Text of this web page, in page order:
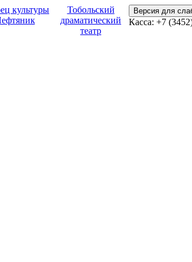
культуры
Тобольский
драматический
театр
Версия для
Касса: +7